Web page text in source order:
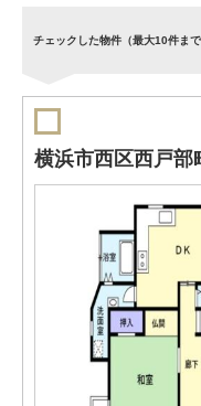
チェックした物件（最大10件ま
横浜市西区西戸部